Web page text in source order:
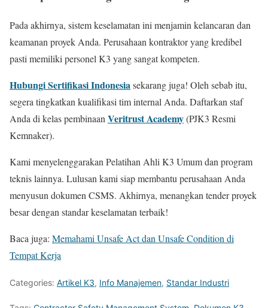
Pada akhirnya, sistem keselamatan ini menjamin kelancaran dan
keamanan proyek Anda. Perusahaan kontraktor yang kredibel
pasti memiliki personel K3 yang sangat kompeten.
Hubungi Sertifikasi Indonesiasekarang juga! Oleh sebab itu,
segera tingkatkan kualifikasi tim internal Anda. Daftarkan staf
Anda di kelas pembinaan Veritrust Academy(PJK3 Resmi
Kemnaker).
Kami menyelenggarakan Pelatihan Ahli K3 Umum dan program
teknis lainnya. Lulusan kami siap membantu perusahaan Anda
menyusun dokumen CSMS. Akhirnya, menangkan tender proyek
besar dengan standar keselamatan terbaik!
Baca juga: Memahami Unsafe Act dan Unsafe Condition di
Tempat Kerja
Categories: Artikel K3, Info Manajemen, Standar Industri